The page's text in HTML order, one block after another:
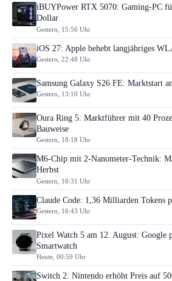
iBUYPower RTX 5070: Gaming-PC
Dollar
Gestern, 15:56 Uhr
iOS 27: Apple behebt langjähriges
Gestern, 22:48 Uhr
Samsung Galaxy S26 FE: Marktstart
Gestern, 13:10 Uhr
Oura Ring 5: Marktführer mit 40
Bauweise
Gestern, 18:18 Uhr
M6-Chip mit 2-Nanometer-Technik:
Herbst
Gestern, 16:31 Uhr
Claude Code: 1,36 Milliarden Tokens
Gestern, 16:43 Uhr
Pixel Watch 5 am 12. August: Google
Smartwatch
Heute, 00:59 Uhr
Switch 2: Nintendo erhöht Preis auf